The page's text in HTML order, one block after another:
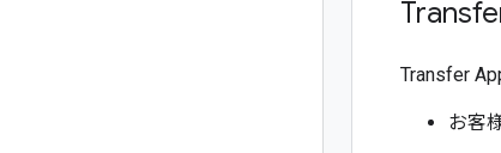
Transfer
お客